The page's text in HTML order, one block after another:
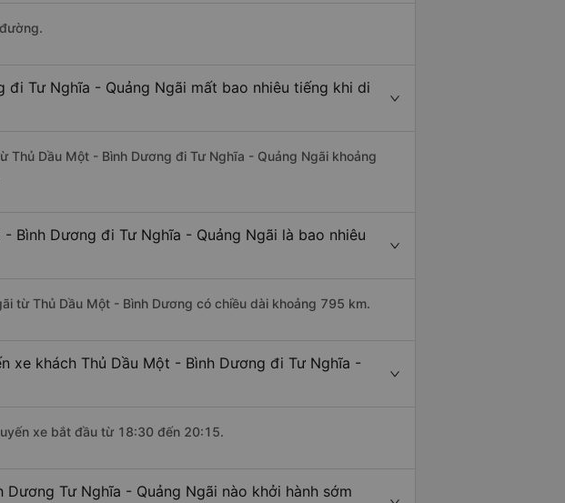
đi Tư Nghĩa - Quảng Ngãi mất bao nhiêu tiếng khi di
Thủ Dầu Một - Bình Dương đi Tư Nghĩa - Quảng Ngãi khoảng
Bình Dương đi Tư Nghĩa - Quảng Ngãi là bao nhiêu
từ Thủ Dầu Một - Bình Dương có chiều dài khoảng 795 km.
xe khách Thủ Dầu Một - Bình Dương đi Tư Nghĩa -
xe bắt đầu từ 18:30 đến 20:15.
Tư Nghĩa - Quảng Ngãi nào khởi hành sớm